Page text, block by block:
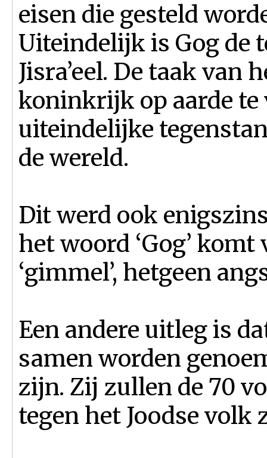
eisen die gesteld
Uiteindelijk is Gog de
Jisra’eel. De taak van
koninkrijk op aarde te
uiteindelijke
de wereld.
Dit werd ook
het woord ‘Gog’ komt
‘gimmel’, hetgeen
Een andere uitleg is
samen worden
zijn. Zij zullen de 70
tegen het Joodse volk